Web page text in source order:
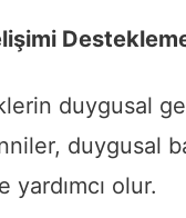
duygusal
duygusal
yardımcı olur.